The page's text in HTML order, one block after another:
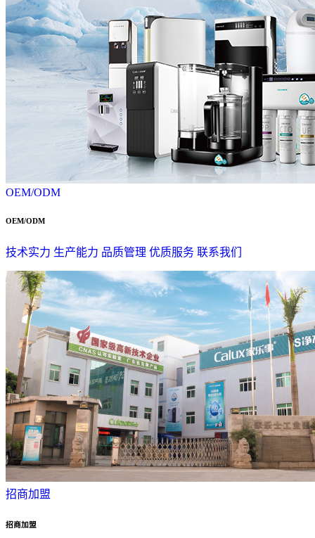
OEM/ODM
OEM/ODM
技术实力 生产能力 品质管理 优质服务 联系我们
招商加盟
招商加盟